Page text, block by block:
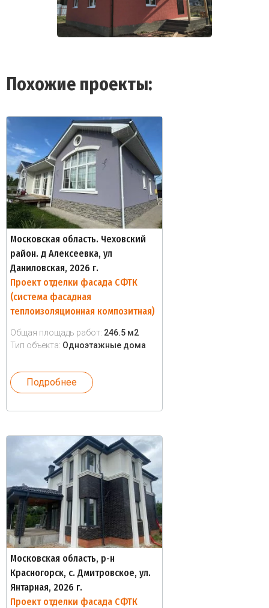
Похожие проекты:
Московская область. Чеховский
район. д Алексеевка, ул
Даниловская, 2026 г.
Проект отделки фасада СФТК
(система фасадная
теплоизоляционная композитная)
Общая площадь работ: 246.5 м2
Тип объекта: Одноэтажные дома
Подробнее
Московская область, р-н
Красногорск, с. Дмитровское, ул.
Янтарная, 2026 г.
Проект отделки фасада СФТК